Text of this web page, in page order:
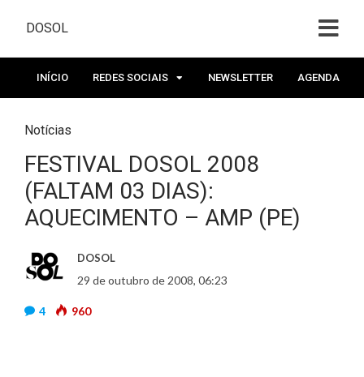
DOSOL
INÍCIO REDES SOCIAIS NEWSLETTER AGENDA
Notícias
FESTIVAL DOSOL 2008
(FALTAM 03 DIAS):
AQUECIMENTO – AMP (PE)
DOSOL
29 de outubro de 2008, 06:23
4 960